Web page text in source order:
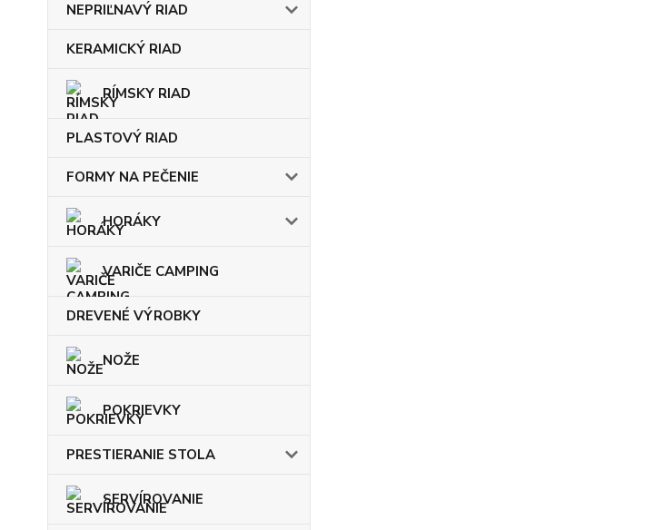
NEPRIĽNAVÝ RIAD
KERAMICKÝ RIAD
RÍMSKY RIAD
PLASTOVÝ RIAD
FORMY NA PEČENIE
HORÁKY
VARIČE CAMPING
DREVENÉ VÝROBKY
NOŽE
POKRIEVKY
PRESTIERANIE STOLA
SERVÍROVANIE